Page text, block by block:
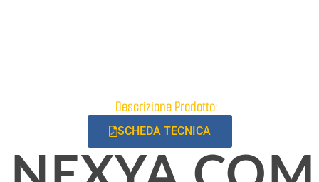
Descrizione Prodotto:
SCHEDA TECNICA